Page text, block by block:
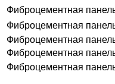
Фиброцементная
Фиброцементная
Фиброцементная
Фиброцементная
Фиброцементная